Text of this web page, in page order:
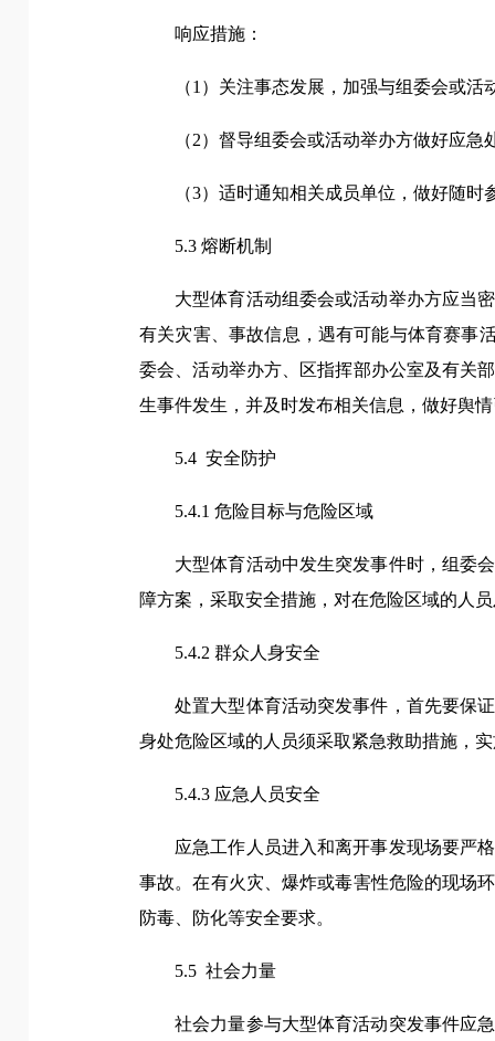
响应措施：
（1）关注事态发展，加强与组委会或活
（2）督导组委会或活动举办方做好应急
（3）适时通知相关成员单位，做好随
5.3 熔断机制
大型体育活动组委会或活动举办方应当
有关灾害、事故信息，遇有可能与体育赛事
委会、活动举办方、区指挥部办公室及有关
生事件发生，并及时发布相关信息，做好舆
5.4 安全防护
5.4.1 危险目标与危险区域
大型体育活动中发生突发事件时，组委
障方案，采取安全措施，对在危险区域的人
5.4.2 群众人身安全
处置大型体育活动突发事件，首先要保
身处危险区域的人员须采取紧急救助措施，
5.4.3 应急人员安全
应急工作人员进入和离开事发现场要严
事故。在有火灾、爆炸或毒害性危险的现场
防毒、防化等安全要求。
5.5 社会力量
社会力量参与大型体育活动突发事件应